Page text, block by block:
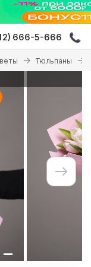
666-5-666
Тюльпаны